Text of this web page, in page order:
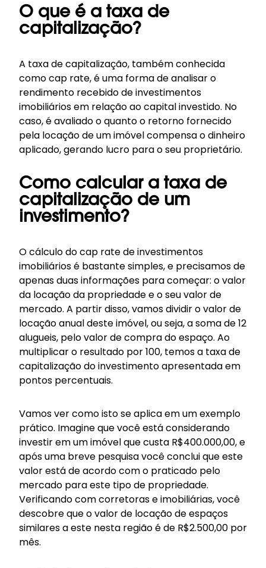
O que é a taxa de
capitalização?
A taxa de capitalização, também conhecida
como cap rate, é uma forma de analisar o
rendimento recebido de investimentos
imobiliários em relação ao capital investido. No
caso, é avaliado o quanto o retorno fornecido
pela locação de um imóvel compensa o dinheiro
aplicado, gerando lucro para o seu proprietário.
Como calcular a taxa de
capitalização de um
investimento?
O cálculo do cap rate de investimentos
imobiliários é bastante simples, e precisamos de
apenas duas informações para começar: o valor
da locação da propriedade e o seu valor de
mercado. A partir disso, vamos dividir o valor de
locação anual deste imóvel, ou seja, a soma de 12
alugueis, pelo valor de compra do espaço. Ao
multiplicar o resultado por 100, temos a taxa de
capitalização do investimento apresentada em
pontos percentuais.
Vamos ver como isto se aplica em um exemplo
prático. Imagine que você está considerando
investir em um imóvel que custa R$400.000,00, e
após uma breve pesquisa você conclui que este
valor está de acordo com o praticado pelo
mercado para este tipo de propriedade.
Verificando com corretoras e imobiliárias, você
descobre que o valor de locação de espaços
similares a este nesta região é de R$2.500,00 por
mês.